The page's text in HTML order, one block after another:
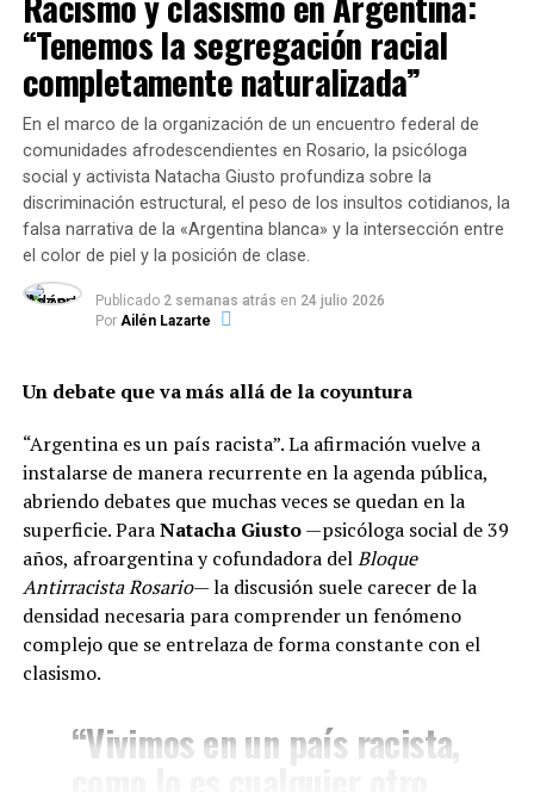
momentos para la higiene de manos serán antes de salir
de casa, al llegar a la escuela, antes y después de los
recreos (si los hubiere, de acuerdo con el protocolo
jurisdiccional), antes y después de comer, luego de haber
tocado superficies públicas (mostradores, pasamanos,
picaportes, barandas, entre otros), antes y después de ir
al baño, antes y después de cambiar pañales (jardines
maternales), después de toser, estornudar o limpiarse la
nariz”.
En cuanto al uso deltransporte público, plantearon
que “resulta fundamental escalonar adecuadamente los
picos relacionados con los del desplazamiento
laboral(alternarse en días de la semana o
semanalmente)”.
instaron a la comunidad a limitar los traslados
exclusivamente a situaciones de extrema necesidad o
emergencia.
Respecto de la actividad laboral, la disposición oficial
incluyó las siguientes solicitudes al sector empleador:
Tolerancia e inasistencias: Contemplar las
severas dificultades de traslado de los
salariales a quienes no puedan concurrir a sus
Modalidad remota y flexibilidad:Promover el
teletrabajo (home office) en las actividades donde
sea factible, así como la flexibilización en los
horarios de ingreso para disminuir el flujo
vehicular durante el temporal.
“Tenemos la segregación racial
completamente naturalizada”
En el marco de la organización de un encuentro federal de
comunidades afrodescendientes en Rosario, la psicóloga
social y activista Natacha Giusto profundiza sobre la
discriminación estructural, el peso de los insultos cotidianos, la
falsa narrativa de la «Argentina blanca» y la intersección entre
el color de piel y la posición de clase.
Publicado 2 semanas atrás en 24 julio 2026
Por Ailén Lazarte
Un debate que va más allá de la coyuntura
“Argentina es un país racista”. La afirmación vuelve a
instalarse de manera recurrente en la agenda pública,
abriendo debates que muchas veces se quedan en la
superficie. ParaNatacha Giusto—psicóloga social de 39
años, afroargentina y cofundadora delBloque
Antirracista Rosario— la discusión suele carecer de la
densidad necesaria para comprender un fenómeno
complejo que se entrelaza de forma constante con el
clasismo.
“Vivimos en un país racista,